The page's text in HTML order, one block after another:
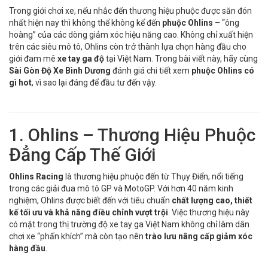
Trong giới chơi xe, nếu nhắc đến thương hiệu phuộc được săn đón
nhất hiện nay thì không thể không kể đến phuộc Ohlins – “ông
hoàng” của các dòng giảm xóc hiệu năng cao. Không chỉ xuất hiện
trên các siêu mô tô, Ohlins còn trở thành lựa chọn hàng đầu cho
giới đam mê xe tay ga độtại Việt Nam. Trong bài viết này, hãy cùng
Sài Gòn Độ Xe Bình Dương đánh giá chi tiết xem phuộc Ohlins có
gì hot, vì sao lại đáng để đầu tư đến vậy.
1. Ohlins – Thương Hiệu Phuộc
Đẳng Cấp Thế Giới
Ohlins Racing là thương hiệu phuộc đến từ Thụy Điển, nổi tiếng
trong các giải đua mô tô GP và MotoGP. Với hơn 40 năm kinh
nghiệm, Ohlins được biết đến với tiêu chuẩn chất lượng cao, thiết
kế tối ưu và khả năng điều chỉnh vượt trội . Việc thương hiệu này
có mặt trong thị trường độ xe tay ga Việt Nam không chỉ làm dân
chơi xe “phấn khích” mà còn tạo nên trào lưu nâng cấp giảm xóc
hàng đầu